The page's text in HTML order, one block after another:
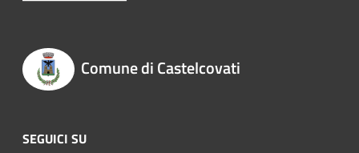
Comune di Castelcovati
SEGUICI SU